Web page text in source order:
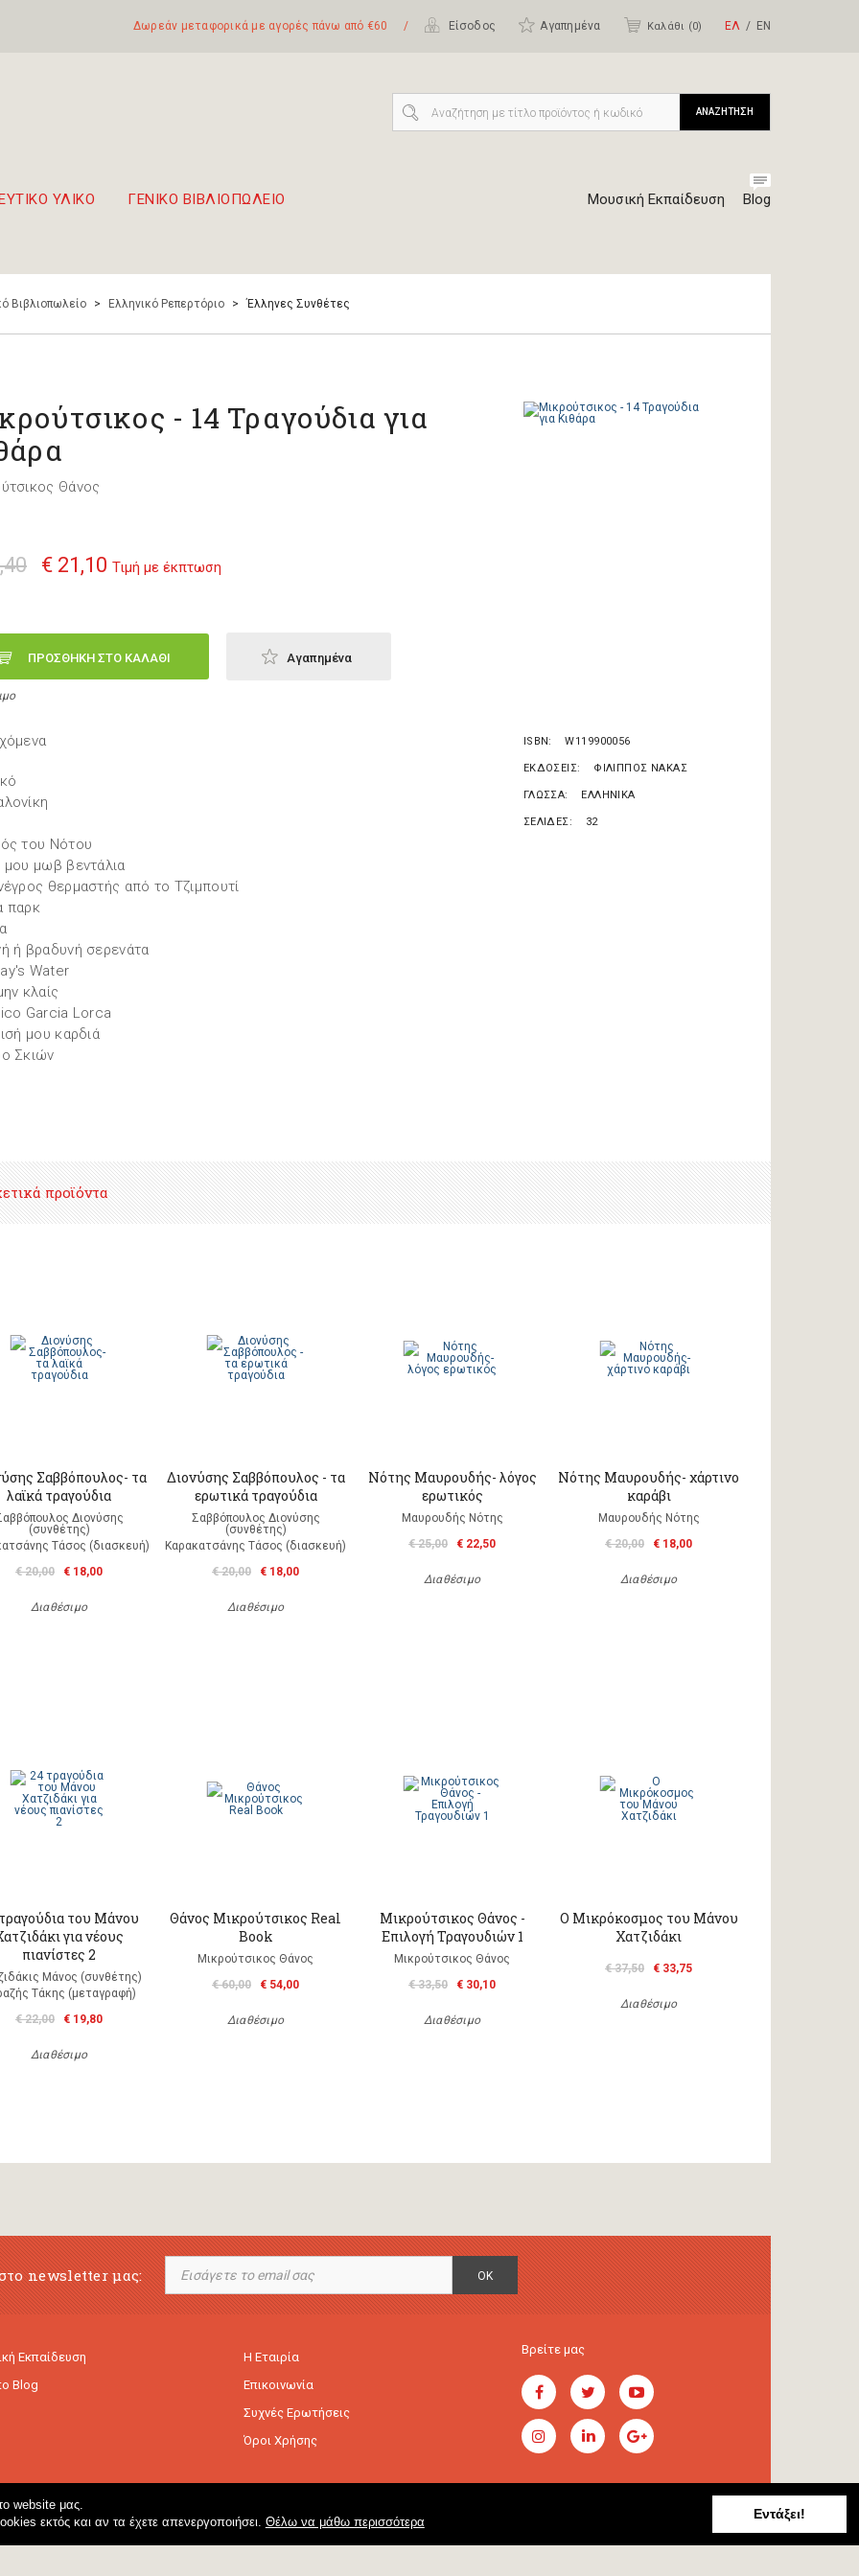
website μας.
εκτός και αν τα έχετε απενεργοποιήσει. Θέλω να μάθω περισσότερα
Εντάξει!
Δωρεάν μεταφορικά με αγορές πάνω από €60 / Είσοδος Αγαπημένα Καλάθι (0) ΕΛ ΕΝ
ΥΛΙΚΟ ΓΕΝΙΚΟ ΒΙΒΛΙΟΠΩΛΕΙΟ Μουσική Εκπαίδευση Blog
ΑΝΑΖΗΤΗΣΗ
Βιβλιοπωλείο > Ελληνικό Ρεπερτόριο > Έλληνες Συνθέτες
- 14 Τραγούδια για
Θάνος
€ 21,10 Τιμή με έκπτωση
ΠΡΟΣΘΗΚΗ ΣΤΟ ΚΑΛΑΘΙ Αγαπημένα
του Νότου
μου μωβ βεντάλια
θερμαστής από το Τζιμπουτί
παρκ
ή βραδυνή σερενάτα
Water
κλαίς
Garcia Lorca
μου καρδιά
Σκιών
ISBN W119900056
ΕΚΔΟΣΕΙΣ ΦΙΛΙΠΠΟΣ ΝΑΚΑΣ
ΓΛΩΣΣΑ ΕΛΛΗΝΙΚΑ
ΣΕΛΙΔΕΣ 32
προϊόντα
Σαββόπουλος- τα
λαϊκά τραγούδια
Διονύσης
(συνθέτης)
Τάσος (διασκευή)
€ 20,00
€ 18,00
Διαθέσιμο
Διονύσης Σαββόπουλος - τα
ερωτικά τραγούδια
Σαββόπουλος Διονύσης
(συνθέτης)
Καρακατσάνης Τάσος (διασκευή)
€ 20,00
€ 18,00
Διαθέσιμο
Νότης Μαυρουδής- λόγος
ερωτικός
Μαυρουδής Νότης
€ 25,00
€ 22,50
Διαθέσιμο
Νότης Μαυρουδής- χάρτινο
καράβι
Μαυρουδής Νότης
€ 20,00
€ 18,00
Διαθέσιμο
του Μάνου
για νέους
πιανίστες 2
Μάνος (συνθέτης)
Τάκης (μεταγραφή)
€ 22,00
€ 19,80
Διαθέσιμο
Θάνος Μικρούτσικος Real
Book
Μικρούτσικος Θάνος
€ 60,00
€ 54,00
Διαθέσιμο
Μικρούτσικος Θάνος -
Επιλογή Τραγουδιών 1
Μικρούτσικος Θάνος
€ 33,50
€ 30,10
Διαθέσιμο
Ο Μικρόκοσμος του Μάνου
Χατζιδάκι
€ 37,50 € 33,75
Διαθέσιμο
newsletter μας: OK
Εκπαίδευση
Blog
Η Εταιρία
Επικοινωνία
Συχνές Ερωτήσεις
Όροι Χρήσης
Βρείτε μας
Handcrafted byRADIAL